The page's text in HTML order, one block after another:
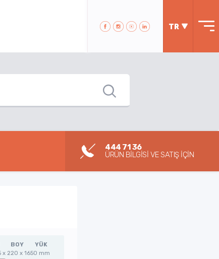
TR
444 71 36
ÜRÜN BİLGİSİ VE SATIŞ İÇİN
BOY
YÜK
x 220 x 1650 mm